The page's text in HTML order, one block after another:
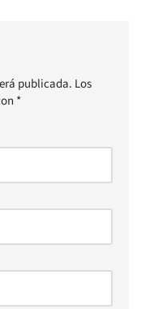
publicada. Los
*